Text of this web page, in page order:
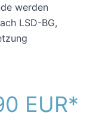
werden
LSD-BG,
EUR